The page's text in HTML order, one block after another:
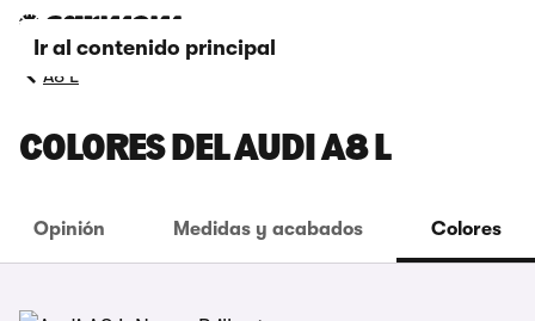
Ir al contenido principal
A8 L
COLORES DEL AUDI A8 L
Opinión Medidas y acabados Colores